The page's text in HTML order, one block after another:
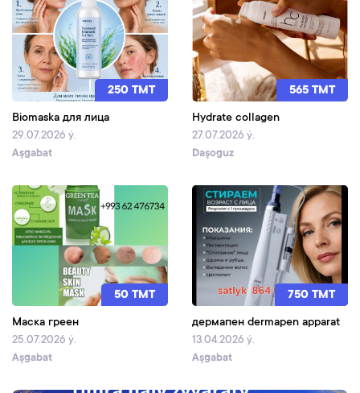
250 TMT
Biomaska для лица
29.07.2026 ý.
Aşgabat
565 TMT
Hydrate collagen
27.07.2026 ý.
Daşoguz
50 TMT
Маска греен
25.07.2026 ý.
Aşgabat
750 TMT
дермапен dermapen apparat
13.04.2026 ý.
Aşgabat